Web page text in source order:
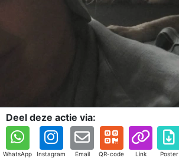
Deel deze actie via:
WhatsApp Instagram Email QR-code Link Poster